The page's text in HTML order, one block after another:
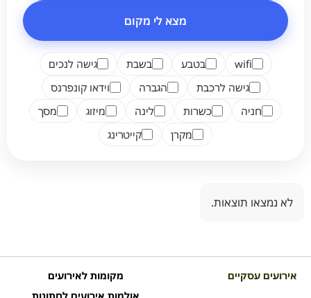
מצא לי מקום
wifi בטבע בשבת
גישה לנכים
גישה לרכבת
הגברה
וידאו קונפרנס
חניה
כשרות לינה מיזוג
מסך
מקרן
קייטרינג
לא נמצאו תוצאות.
אירועים עסקיים
מקומות לאירועים